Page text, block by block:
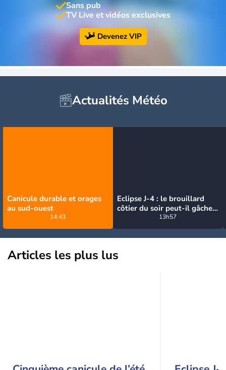
Sans pub
TV Live et vidéos exclusives
Devenez VIP
Actualités Météo
Canicule durable et orages
au sud-ouest
14:43
Eclipse J-4 : le brouillard
côtier du soir peut-il gâcher
l’observation de l’éclipse à la
plage ?
13h57
Articles les plus lus